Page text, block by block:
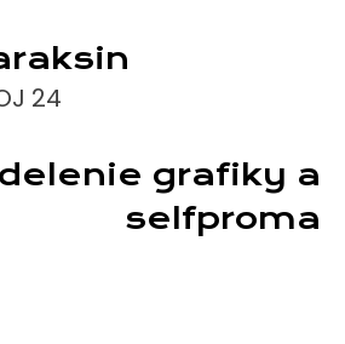
24
grafiky a
selfproma